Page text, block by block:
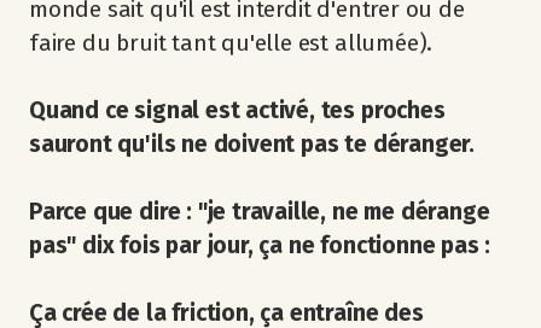
monde sait qu'il est interdit d'entrer ou de
faire du bruit tant qu'elle est allumée).
Quand ce signal est activé, tes proches
sauront qu'ils ne doivent pas te déranger.
Parce que dire : "je travaille, ne me dérange
pas" dix fois par jour, ça ne fonctionne pas :
Ça crée de la friction, ça entraîne des